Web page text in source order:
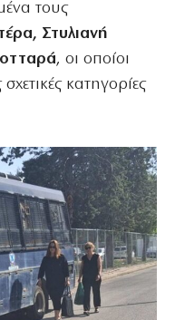
τους
Στυλιανή
, οι οποίοι
κατηγορίες